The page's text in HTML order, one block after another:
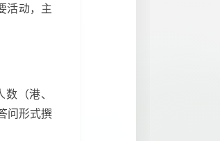
活动，主
（港、
问形式撰